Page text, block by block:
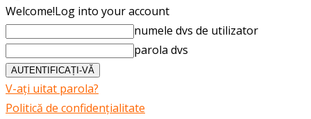
Welcome!Log into your account
numele dvs de utilizator
parola dvs
V-ați uitat parola?
Politică de confidențialitate